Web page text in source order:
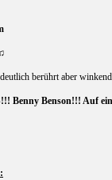
berührt aber
Benny Benson!!! Auf